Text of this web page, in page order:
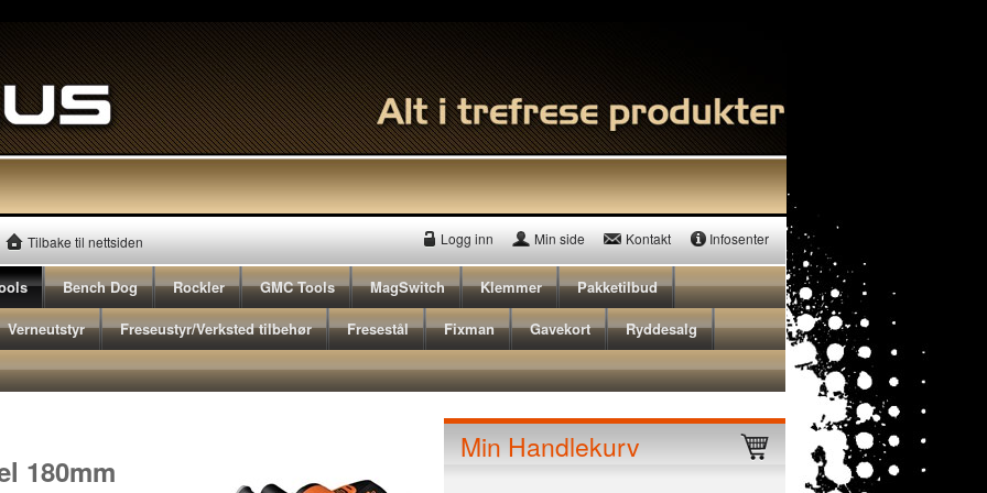
Tilbake til nettsiden Logg inn Min side Kontakt Infosenter
Bench Dog Rockler GMC Tools MagSwitch Klemmer
Pakketilbud
Verneutstyr
Freseustyr/Verksted tilbehør Fresestål Fixman Gavekort Ryddesalg
Min Handlekurv
180mm
Triton T6 Pocket-Hole Jig